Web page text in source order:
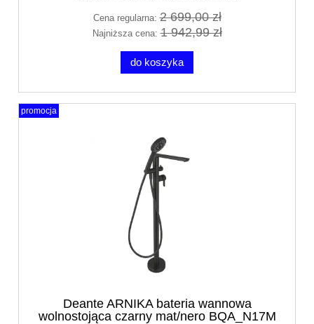
Cena regularna:2 699,00 zł
Najniższa cena:1 942,99 zł
do koszyka
Deante ARNIKA bateria wannowa
wolnostojąca czarny mat/nero BQA_N17M
promocja